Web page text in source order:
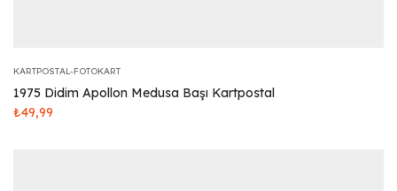
KARTPOSTAL-FOTOKART
1975 Didim Apollon Medusa Başı Kartpostal
₺49,99